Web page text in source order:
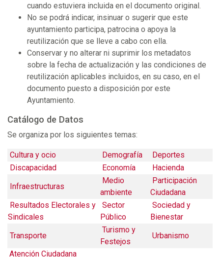
cuando estuviera incluida en el documento original.
No se podrá indicar, insinuar o sugerir que este
ayuntamiento participa, patrocina o apoya la
reutilización que se lleve a cabo con ella.
Conservar y no alterar ni suprimir los metadatos
sobre la fecha de actualización y las condiciones de
reutilización aplicables incluidos, en su caso, en el
documento puesto a disposición por este
Ayuntamiento.
Catálogo de Datos
Se organiza por los siguientes temas:
Cultura y ocio Demografía
Deportes
Discapacidad
Economía
Hacienda
Infraestructuras
Medio
ambiente
Participación
Ciudadana
Resultados Electorales y
Sindicales
Sector
Público
Sociedad y
Bienestar
Transporte
Turismo y
Festejos
Urbanismo
Atención Ciudadana